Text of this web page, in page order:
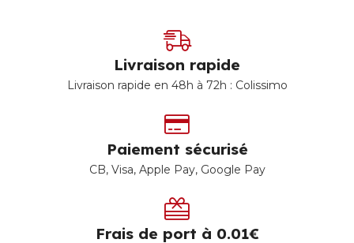
Livraison rapide
Livraison rapide en 48h à 72h : Colissimo
Paiement sécurisé
CB, Visa, Apple Pay, Google Pay
Frais de port à 0.01€